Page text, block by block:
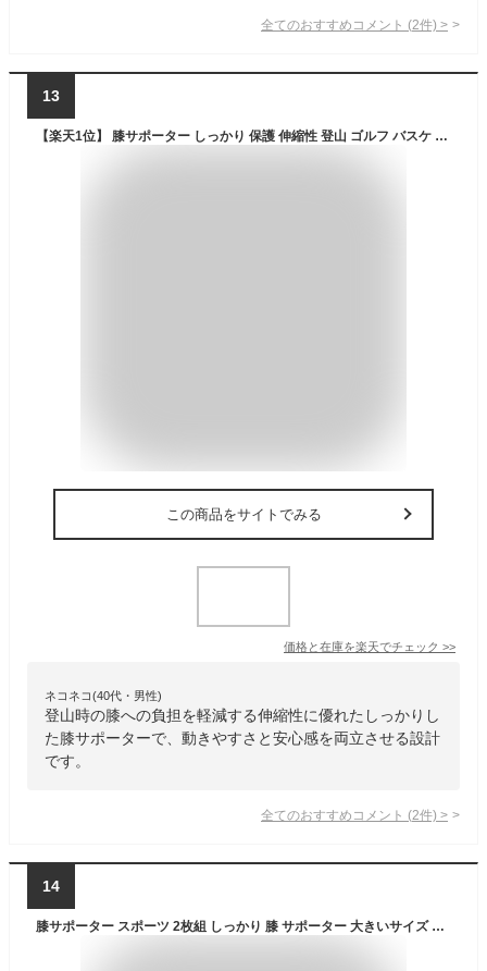
全てのおすすめコメント (2件) >
13
【楽天1位】 膝サポーター しっかり 保護 伸縮性 登山 ゴルフ バスケ バレーボール ランニング ジュニア 高齢者 カーフスリーブ マラソン
この商品をサイトでみる
価格と在庫を楽天でチェック >>
ネコネコ(40代・男性)
登山時の膝への負担を軽減する伸縮性に優れたしっかりし
た膝サポーターで、動きやすさと安心感を両立させる設計
です。
全てのおすすめコメント (2件) >
14
膝サポーター スポーツ 2枚組 しっかり 膝 サポーター 大きいサイズ 保護 ひざサポーター 登山 ゴルフ バスケ バレーボール ランニング ジュニア 高齢者 カーフスリーブ ブラック